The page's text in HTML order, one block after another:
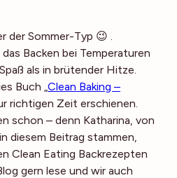
der Sommer-Typ 😉 .
Backen bei Temperaturen
als in brütender Hitze.
Buch „Clean Baking –
richtigen Zeit erschienen.
schon – denn Katharina, von
diesem Beitrag stammen,
Clean Eating Backrezepten
gern lese und wir auch